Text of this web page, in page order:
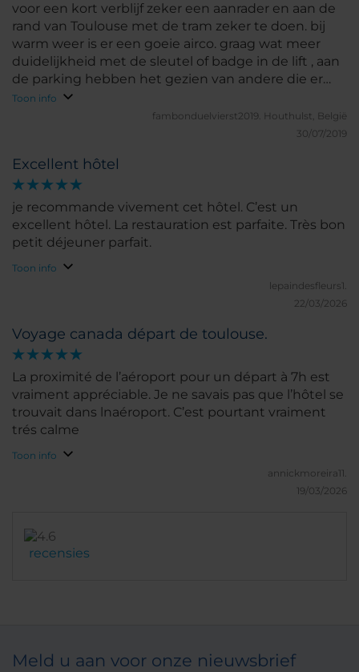
voor een kort verblijf zeker een aanrader en aan de
rand van Toulouse met de tram zeker te doen. bij
warm weer is er een goeie airco. graag wat meer
duidelijkheid met de sleutel of badge in de lift , aan
de parking hebben het gezien van andere die er
verbleven dat ze eerst de badge gebruiken in de lift
voor dat ze de keuze maakten van verdiep. wij
hebben er geen uitleg van gekregen. De parking is
Toon info
fambonduelvierst2019. Houthulst, België
30/07/2019
Excellent hôtel
je recommande vivement cet hôtel. C’est un
excellent hôtel. La restauration est parfaite. Très bon
petit déjeuner parfait.
Toon info
lepaindesfleurs1.
22/03/2026
Voyage canada départ de toulouse.
La proximité de l’aéroport pour un départ à 7h est
vraiment appréciable. Je ne savais pas que l’hôtel se
trouvait dans lnaéroport. C’est pourtant vraiment
trés calme
Toon info
annickmoreira11.
19/03/2026
recensies
Meld u aan voor onze nieuwsbrief